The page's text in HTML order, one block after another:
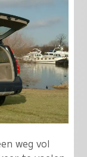
weg vol